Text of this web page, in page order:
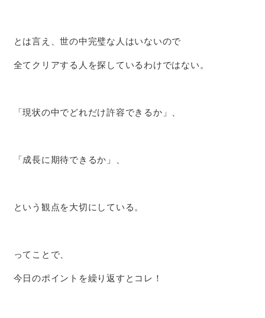
とは言え、世の中完璧な人はいないので
全てクリアする人を探しているわけではない。
「現状の中でどれだけ許容できるか」、
「成長に期待できるか」、
という観点を大切にしている。
ってことで、
今日のポイントを繰り返すとコレ！